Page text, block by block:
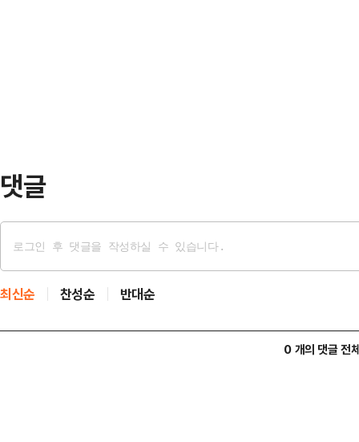
댓글
최신순 찬성순 반대순
0 개의 댓글 전